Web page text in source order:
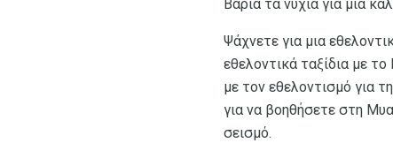
Βαριά τα νύχια για μια
Ψάχνετε για μια
εθελοντικά ταξίδια με
με τον εθελοντισμό για
για να βοηθήσετε στη
σεισμό.